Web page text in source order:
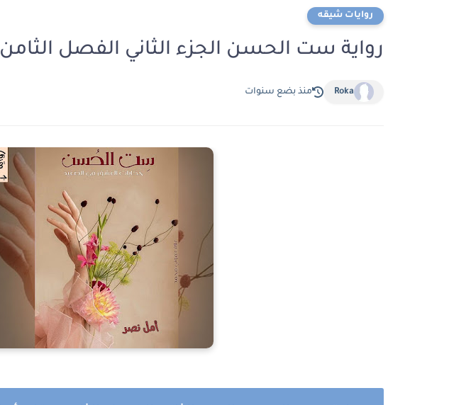
روايات شيقه
رواية ست الحسن الجزء الثاني الفصل الثامن 8 بقلم أمل نصر
Roka منذ بضع سنوات